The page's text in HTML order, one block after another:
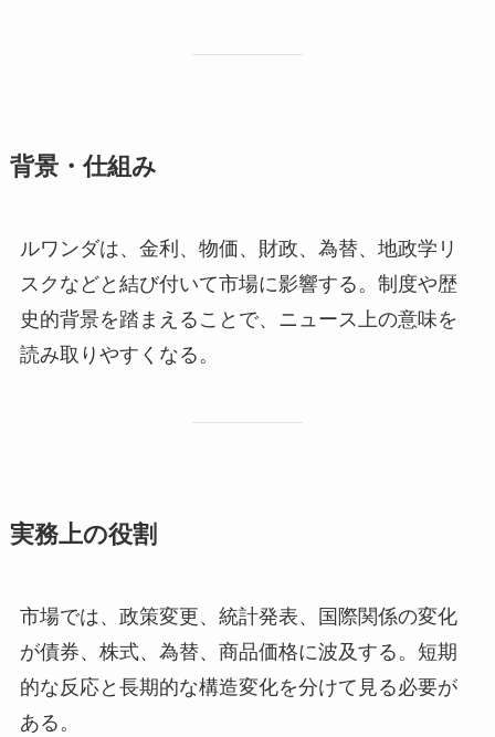
背景・仕組み
ルワンダは、金利、物価、財政、為替、地政学リ
スクなどと結び付いて市場に影響する。制度や歴
史的背景を踏まえることで、ニュース上の意味を
読み取りやすくなる。
実務上の役割
市場では、政策変更、統計発表、国際関係の変化
が債券、株式、為替、商品価格に波及する。短期
的な反応と長期的な構造変化を分けて見る必要が
ある。